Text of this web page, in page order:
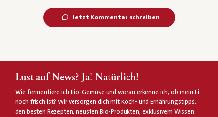
Jetzt Kommentar schreiben
Lust auf News? Ja! Natürlich!
Wie fermentiere ich Bio-Gemüse und woran erkenne ich, ob mein Ei
noch frisch ist? Wir versorgen dich mit Koch- und Ernährungstipps,
den besten Rezepten, neusten Bio-Produkten, exklusivem Wissen